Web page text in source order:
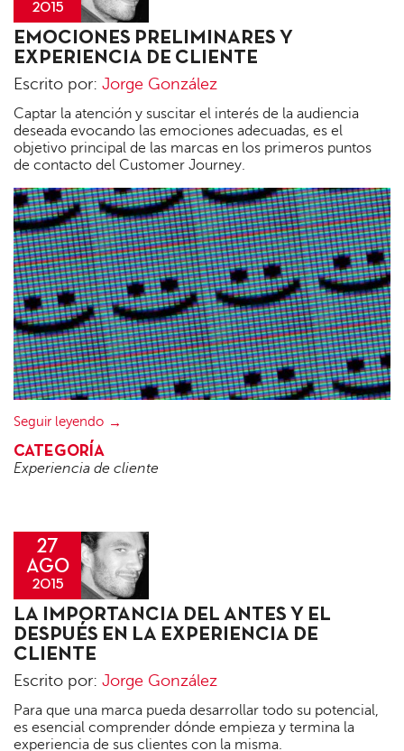
2015
Jorge
González
EMOCIONES PRELIMINARES Y
EXPERIENCIA DE CLIENTE
Escrito por: Jorge González
Captar la atención y suscitar el interés de la audiencia
deseada evocando las emociones adecuadas, es el
objetivo principal de las marcas en los primeros puntos
de contacto del Customer Journey.
Seguir leyendo
CATEGORÍA
Experiencia de cliente
27
AGO
2015
Jorge
González
LA IMPORTANCIA DEL ANTES Y EL
DESPUÉS EN LA EXPERIENCIA DE
CLIENTE
Escrito por: Jorge González
Para que una marca pueda desarrollar todo su potencial,
es esencial comprender dónde empieza y termina la
experiencia de sus clientes con la misma.